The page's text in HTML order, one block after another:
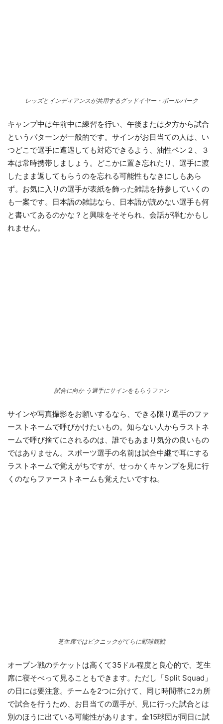
レッズとインディアンスが共用するグッドイヤー・ボールパーク
キャンプ中は午前中に練習を行い、午後または夕方から試合
というパターンが一般的です。サインがお目当ての人は、い
つどこで選手に遭遇しても対応できるよう、油性ペン２、３
本は常時携帯しましょう。どこかに置き忘れたり、選手に渡
したまま返してもらうのを忘れる可能性もなきにしもあら
ず。お気に入りの選手が表紙を飾った雑誌を持参していくの
も一案です。日本語の雑誌なら、日本語が読めない選手も何
と書いてあるのかな？と興味をそそられ、会話が弾むかもし
れません。
試合に向か う選手にサインをもらうファン
サインや写真撮影をお願いするなら、できる限り選手のファ
ーストネームで呼びかけたいもの。知らない人からラストネ
ームで呼び捨てにされるのは、誰でもあまり気分の良いもの
ではありません。スポーツ選手の名前は試合中継で耳にする
ラストネームで覚えがちですが、せっかくキャンプを見に行
くのならファーストネームも覚えたいですね。
芝生席ではピクニックがてらに野球観戦
オープン戦のチケットは高くて35ドル程度と良心的で、芝生
席に寝そべって見ることもできます。ただし「Split Squad」
の日には要注意。チームを2つに分けて、同じ時間帯に2カ所
で試合を行うため、お目当ての選手が、見に行った試合とは
別のほうに出ている可能性があります。全15球団が同日に試